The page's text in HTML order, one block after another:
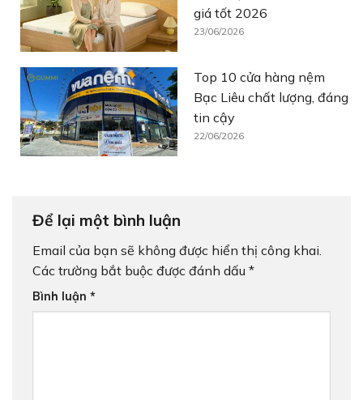
giá tốt 2026
23/06/2026
Top 10 cửa hàng nệm
Bạc Liêu chất lượng, đáng
tin cậy
22/06/2026
Để lại một bình luận
Email của bạn sẽ không được hiển thị công khai.
Các trường bắt buộc được đánh dấu *
Bình luận *